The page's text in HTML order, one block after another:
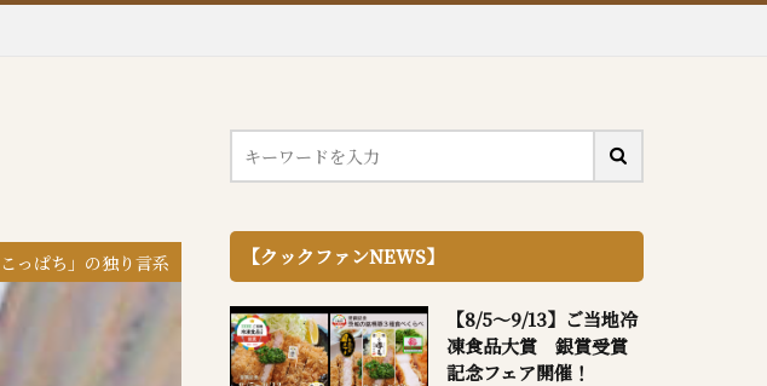
っぱち」の独り言系 【クックファンNEWS】
【8/5～9/13】ご当地冷
凍食品大賞 銀賞受賞
記念フェア開催！